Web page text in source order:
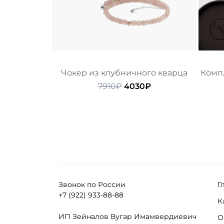
Чокер из клубничного кварца
7910₽ Первоначальная
4030₽Текущая
Звонок по России
+7 (922) 933-88-88
ИП Зейналов Вугар Имамвердиевич